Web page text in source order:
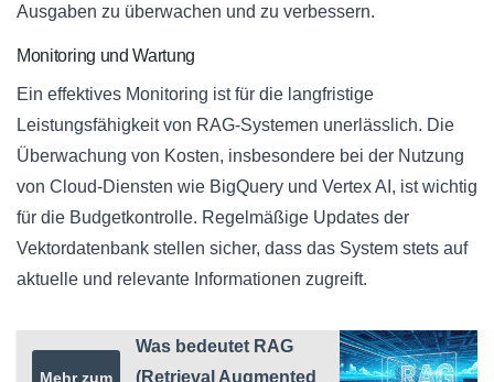
Ausgaben zu überwachen und zu verbessern.
Monitoring und Wartung
Ein effektives Monitoring ist für die langfristige
Leistungsfähigkeit von RAG-Systemen unerlässlich. Die
Überwachung von Kosten, insbesondere bei der Nutzung
von Cloud-Diensten wie BigQuery und Vertex AI, ist wichtig
für die Budgetkontrolle. Regelmäßige Updates der
Vektordatenbank stellen sicher, dass das System stets auf
aktuelle und relevante Informationen zugreift.
Mehr zum
Was bedeutet RAG
(Retrieval Augmented